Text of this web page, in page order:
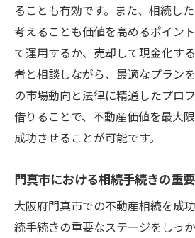
次世代への引き継ぎを考
相続後の不動産管理の基
知識を武器にした相続の
門真市の不動産価値を最大
な方法
不動産の価値を高めるた
賃貸と売却のどちらが有
市場価値を反映した価格
地域の需要に合わせた不
ることも有効です。また、相続し
考えることも価値を高めるポイン
て運用するか、売却して現金化す
者と相談しながら、最適なプラン
の市場動向と法律に精通したプロ
借りることで、不動産価値を最大
成功させることが可能です。
門真市における相続手続きの重
大阪府門真市での不動産相続を成
続手続きの重要なステージをしっ